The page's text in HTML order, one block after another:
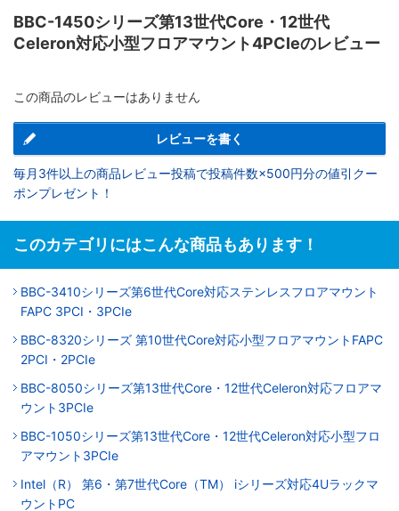
BBC-1450シリーズ第13世代Core・12世代
Celeron対応小型フロアマウント4PCIeのレビュー
この商品のレビューはありません
レビューを書く
毎月3件以上の商品レビュー投稿で投稿件数×500円分の値引クー
ポンプレゼント！
このカテゴリにはこんな商品もあります！
BBC-3410シリーズ第6世代Core対応ステンレスフロアマウント
FAPC 3PCI・3PCIe
BBC-8320シリーズ 第10世代Core対応小型フロアマウントFAPC
2PCI・2PCIe
BBC-8050シリーズ第13世代Core・12世代Celeron対応フロアマ
ウント3PCIe
BBC-1050シリーズ第13世代Core・12世代Celeron対応小型フロ
アマウント3PCIe
Intel（R） 第6・第7世代Core（TM） iシリーズ対応4Uラックマ
ウントPC